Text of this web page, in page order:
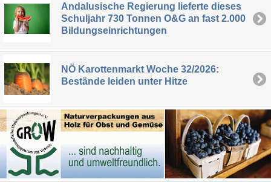
Andalusische Regierung lieferte dieses
Schuljahr 730 Tonnen O&G an fast 2.000
Bildungseinrichtungen
NÖ Karottenmarkt Woche 32/2026:
Bestände leiden unter Hitze